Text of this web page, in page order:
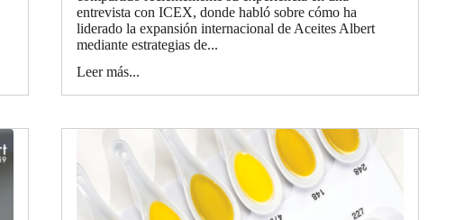
entrevista con ICEX, donde habló sobre cómo ha
liderado la expansión internacional de Aceites Albert
mediante estrategias de...
Leer más...